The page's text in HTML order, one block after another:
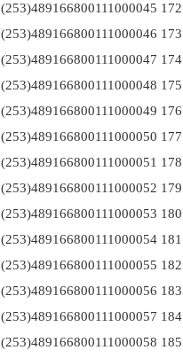
(253)489166800111000045 172
(253)489166800111000046 173
(253)489166800111000047 174
(253)489166800111000048 175
(253)489166800111000049 176
(253)489166800111000050 177
(253)489166800111000051 178
(253)489166800111000052 179
(253)489166800111000053 180
(253)489166800111000054 181
(253)489166800111000055 182
(253)489166800111000056 183
(253)489166800111000057 184
(253)489166800111000058 185